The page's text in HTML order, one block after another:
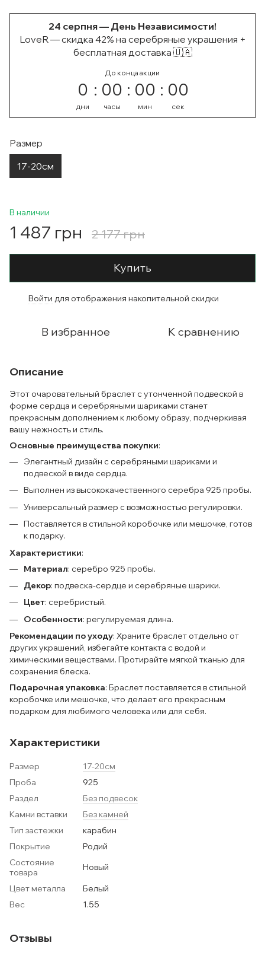
24 серпня — День Независимости!
LoveR — скидка 42% на серебряные украшения +
бесплатная доставка 🇺🇦
До конца акции
0
дни
00
часы
00
мин
00
сек
Размер
17-20см
В наличии
1 487 грн 2 177 грн
Купить
Войти для отображения накопительной скидки
В избранное К сравнению
Описание
Этот очаровательный браслет с утонченной подвеской в
форме сердца и серебряными шариками станет
прекрасным дополнением к любому образу, подчеркивая
вашу нежность и стиль.
Основные преимущества покупки:
Элегантный дизайн с серебряными шариками и
подвеской в виде сердца.
Выполнен из высококачественного серебра 925 пробы.
Универсальный размер с возможностью регулировки.
Поставляется в стильной коробочке или мешочке, готов
к подарку.
Характеристики:
Материал: серебро 925 пробы.
Декор: подвеска-сердце и серебряные шарики.
Цвет: серебристый.
Особенности: регулируемая длина.
Рекомендации по уходу: Храните браслет отдельно от
других украшений, избегайте контакта с водой и
химическими веществами. Протирайте мягкой тканью для
сохранения блеска.
Подарочная упаковка: Браслет поставляется в стильной
коробочке или мешочке, что делает его прекрасным
подарком для любимого человека или для себя.
Характеристики
Размер
17-20см
Проба
925
Раздел
Без подвесок
Камни вставки
Без камней
Тип застежки
карабин
Покрытие
Родий
Состояние
товара
Новый
Цвет металла
Белый
Вес
1.55
Отзывы